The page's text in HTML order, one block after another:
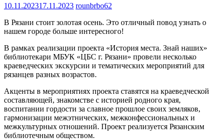
10.11.202317.11.2023 rounbrbo62
В Рязани стоит золотая осень. Это отличный повод узнать о
нашем городе больше интересного!
В рамках реализации проекта «История места. Знай наших»
библиотекари МБУК «ЦБС г. Рязани» провели несколько
краеведческих экскурсии и тематических мероприятий для
рязанцев разных возрастов.
Акценты в мероприятиях проекта ставятся на краеведческой
составляющей, знакомстве с историей родного края,
воспитании гордости за славное прошлое своих земляков,
гармонизации межэтнических, межконфессиональных и
межкультурных отношений. Проект реализуется Рязанским
библиотечным обществом.